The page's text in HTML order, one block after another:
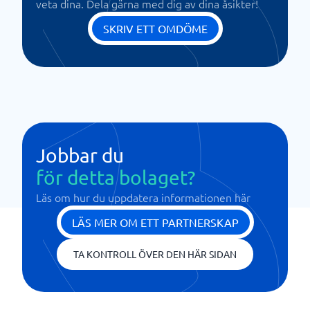
veta dina. Dela gärna med dig av dina åsikter!
SKRIV ETT OMDÖME
Jobbar du
för detta bolaget?
Läs om hur du uppdatera informationen här
LÄS MER OM ETT PARTNERSKAP
TA KONTROLL ÖVER DEN HÄR SIDAN